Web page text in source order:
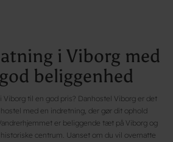
i Viborg med
beliggenhed
til en god pris? Danhostel Viborg er det
med en indretning, der gør dit ophold
er beliggende tæt på Viborg og
centrum. Uanset om du vil overnatte